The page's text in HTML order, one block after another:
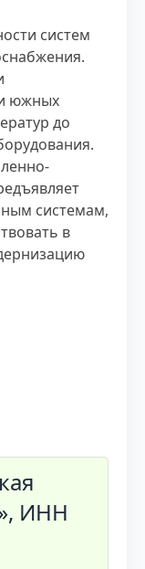
систем
южных
до
системам,
в
ИНН